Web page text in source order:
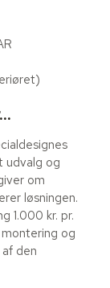
udvalg og
om
løsningen.
1.000 kr. pr.
og
den